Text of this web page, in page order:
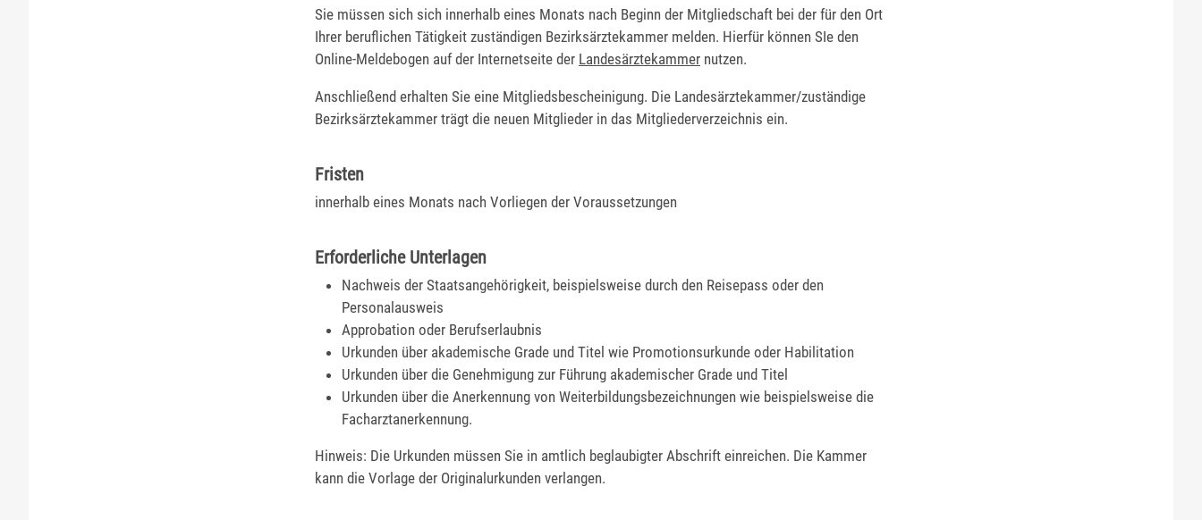
Sie müssen sich sich innerhalb eines Monats nach Beginn der Mitgliedschaft bei der für den Ort
Ihrer beruflichen Tätigkeit zuständigen Bezirksärztekammer melden. Hierfür können SIe den
Online-Meldebogen auf der Internetseite der Landesärztekammer nutzen.
Anschließend erhalten Sie eine Mitgliedsbescheinigung. Die Landesärztekammer/zuständige
Bezirksärztekammer trägt die neuen Mitglieder in das Mitgliederverzeichnis ein.
Fristen
innerhalb eines Monats nach Vorliegen der Voraussetzungen
Erforderliche Unterlagen
Nachweis der Staatsangehörigkeit, beispielsweise durch den Reisepass oder den
Personalausweis
Approbation oder Berufserlaubnis
Urkunden über akademische Grade und Titel wie Promotionsurkunde oder Habilitation
Urkunden über die Genehmigung zur Führung akademischer Grade und Titel
Urkunden über die Anerkennung von Weiterbildungsbezeichnungen wie beispielsweise die
Facharztanerkennung.
Hinweis: Die Urkunden müssen Sie in amtlich beglaubigter Abschrift einreichen. Die Kammer
kann die Vorlage der Originalurkunden verlangen.